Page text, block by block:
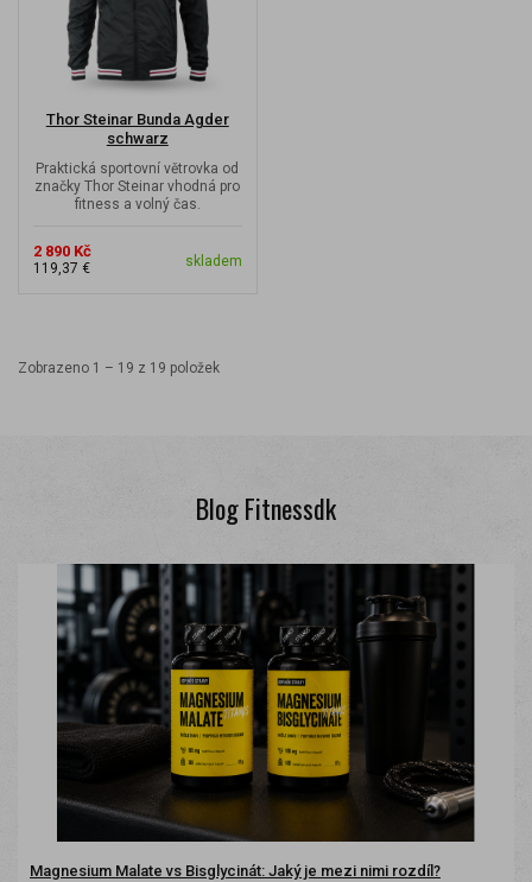
Thor Steinar Bunda Agder
schwarz
Praktická sportovní větrovka od
značky Thor Steinar vhodná pro
fitness a volný čas.
2 890 Kč
119,37 € skladem
Zobrazeno 1 – 19 z 19 položek
Blog Fitnessdk
Magnesium Malate vs Bisglycinát: Jaký je mezi nimi rozdíl?